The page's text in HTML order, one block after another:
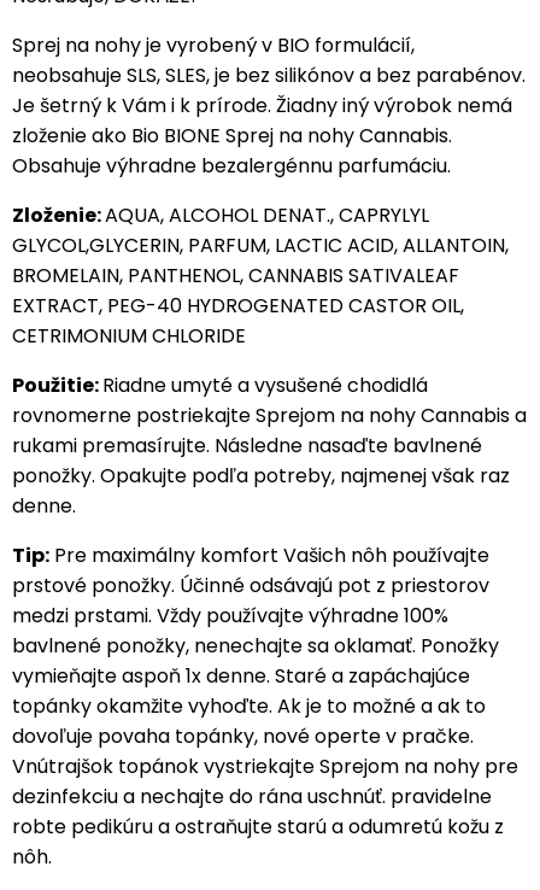
Sprej na nohy je vyrobený v BIO formulácií,
neobsahuje SLS, SLES, je bez silikónov a bez parabénov.
Je šetrný k Vám i k prírode. Žiadny iný výrobok nemá
zloženie ako Bio BIONE Sprej na nohy Cannabis.
Obsahuje výhradne bezalergénnu parfumáciu.
Zloženie:AQUA, ALCOHOL DENAT., CAPRYLYL
GLYCOL,GLYCERIN, PARFUM, LACTIC ACID, ALLANTOIN,
BROMELAIN, PANTHENOL, CANNABIS SATIVALEAF
EXTRACT, PEG-40 HYDROGENATED CASTOR OIL,
CETRIMONIUM CHLORIDE
Použitie:Riadne umyté a vysušené chodidlá
rovnomerne postriekajte Sprejom na nohy Cannabis a
rukami premasírujte. Následne nasaďte bavlnené
ponožky. Opakujte podľa potreby, najmenej však raz
denne.
Tip: Pre maximálny komfort Vašich nôh používajte
prstové ponožky. Účinné odsávajú pot z priestorov
medzi prstami. Vždy používajte výhradne 100%
bavlnené ponožky, nenechajte sa oklamať. Ponožky
vymieňajte aspoň 1x denne. Staré a zapáchajúce
topánky okamžite vyhoďte. Ak je to možné a ak to
dovoľuje povaha topánky, nové operte v pračke.
Vnútrajšok topánok vystriekajte Sprejom na nohy pre
dezinfekciu a nechajte do rána uschnúť. pravidelne
robte pedikúru a ostraňujte starú a odumretú kožu z
nôh.